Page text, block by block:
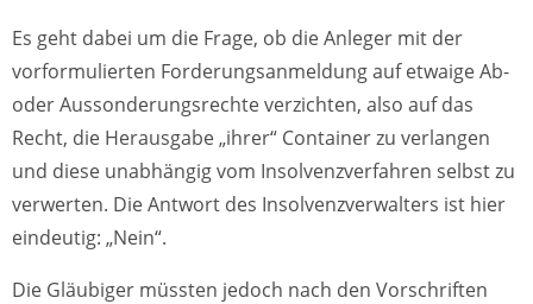
Es geht dabei um die Frage, ob die Anleger mit der
vorformulierten Forderungsanmeldung auf etwaige Ab-
oder Aussonderungsrechte verzichten, also auf das
Recht, die Herausgabe „ihrer“ Container zu verlangen
und diese unabhängig vom Insolvenzverfahren selbst zu
verwerten. Die Antwort des Insolvenzverwalters ist hier
eindeutig: „Nein“.
Die Gläubiger müssten jedoch nach den Vorschriften